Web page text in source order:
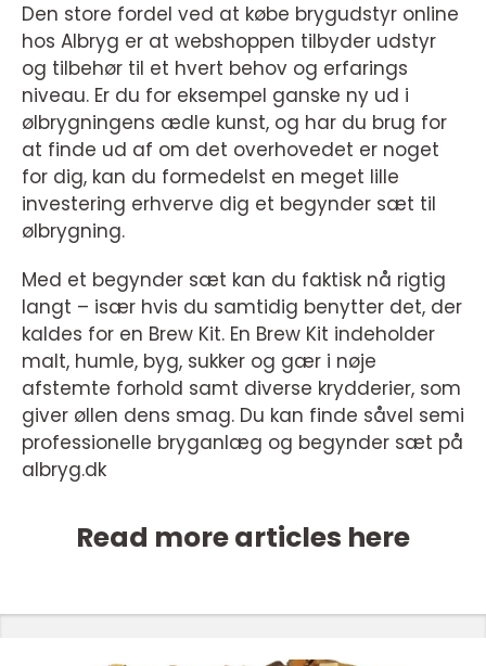
Den store fordel ved at købe brygudstyr online
hos Albryg er at webshoppen tilbyder udstyr
og tilbehør til et hvert behov og erfarings
niveau. Er du for eksempel ganske ny ud i
ølbrygningens ædle kunst, og har du brug for
at finde ud af om det overhovedet er noget
for dig, kan du formedelst en meget lille
investering erhverve dig et begynder sæt til
ølbrygning.
Med et begynder sæt kan du faktisk nå rigtig
langt – især hvis du samtidig benytter det, der
kaldes for en Brew Kit. En Brew Kit indeholder
malt, humle, byg, sukker og gær i nøje
afstemte forhold samt diverse krydderier, som
giver øllen dens smag. Du kan finde såvel semi
professionelle bryganlæg og begynder sæt på
albryg.dk
Read more articles here